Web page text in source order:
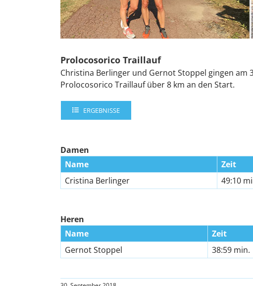
Prolocosorico Traillauf
Christina Berlinger und Gernot Stoppel gingen am
Prolocosorico Traillauf über 8 km an den Start.
ERGEBNISSE
Damen
Name
Zeit
Cristina Berlinger
49:10
Heren
Name
Zeit
Gernot Stoppel
38:59 min.